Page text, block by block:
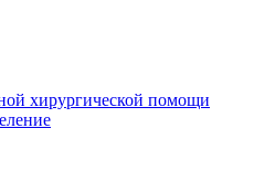
хирургической помощи